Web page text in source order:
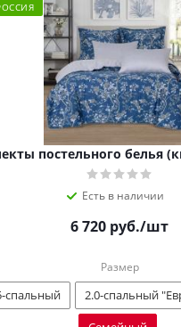
постельного белья
Есть в наличии
6 720 руб./шт
Размер
спальный 2.0-спальный